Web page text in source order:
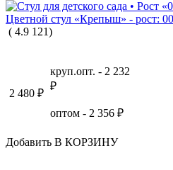
Цветной стул «Крепыш» - рост:
( 4.9 121)
2 480 ₽
круп.опт. - 2 232
₽
оптом - 2 356 ₽
Добавить В КОРЗИНУ